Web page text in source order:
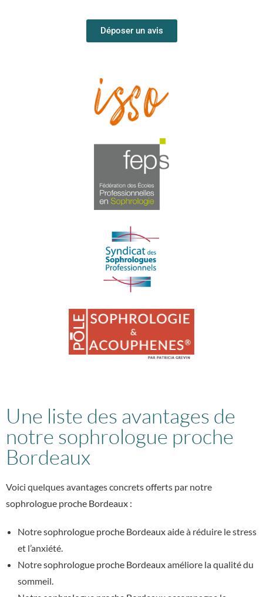
Déposer un avis
Une liste des avantages de
notre sophrologue proche
Bordeaux
Voici quelques avantages concrets offerts par notre
sophrologue proche Bordeaux :
Notresophrologue proche Bordeauxaide à réduire le stress
et l’anxiété.
Notresophrologue proche Bordeauxaméliore la qualité du
sommeil.